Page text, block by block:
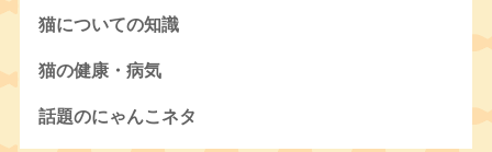
猫についての知識
猫の健康・病気
話題のにゃんこネタ